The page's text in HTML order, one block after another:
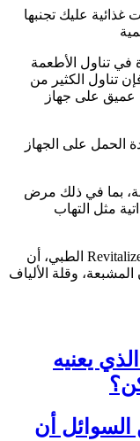
في تناول الأطعمة
تناول الكثير من
عميق على جهاز
الحمل على الجهاز
بما في ذلك مرض
مثل التهاب
يوضح شيتال ديكاريا، خبير الصحة في مركز Revitalize الطبي، أن
وقلة الألياف
19…ما الذي يعنيه
أن